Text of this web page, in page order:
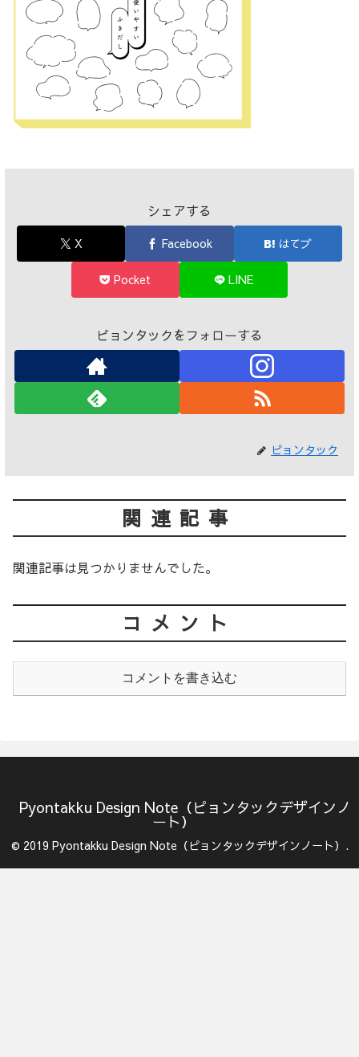
シェアする
X Facebook はてブ
Pocket LINE
ピョンタックをフォローする
ピョンタック
関連記事
関連記事は見つかりませんでした。
コメント
コメントを書き込む
Pyontakku Design Note（ピョンタックデザインノ
ート）
© 2019 Pyontakku Design Note（ピョンタックデザインノート）.